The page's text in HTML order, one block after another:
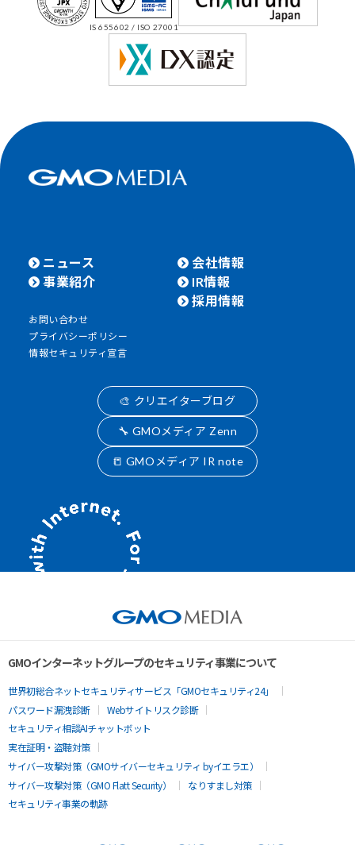
IS 655602 / ISO 27001
ニュース
事業紹介
会社情報
IR情報
採用情報
お問い合わせ
プライバシーポリシー
情報セキュリティ宣言
🎨 クリエイターブログ
🔧 GMOメディア Zenn
📒 GMOメディア IR note
GMOインターネットグループのセキュリティ事業について
世界初総合ネットセキュリティサービス「GMOセキュリティ24」
パスワード漏洩診断
Webサイトリスク診断
セキュリティ相談AIチャットボット
実在証明・盗聴対策
サイバー攻撃対策（GMOサイバーセキュリティ byイエラエ）
サイバー攻撃対策（GMO Flatt Security）
なりすまし対策
セキュリティ事業の軌跡